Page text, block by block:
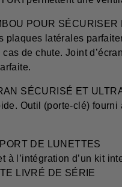
POUR SÉCURISER
plaques latérales
de chute. Joint
SÉCURISÉ ET
Outil (porte-clé) fourni
DE LUNETTES
à l’intégration d’un kit
LIVRÉ DE SÉRIE